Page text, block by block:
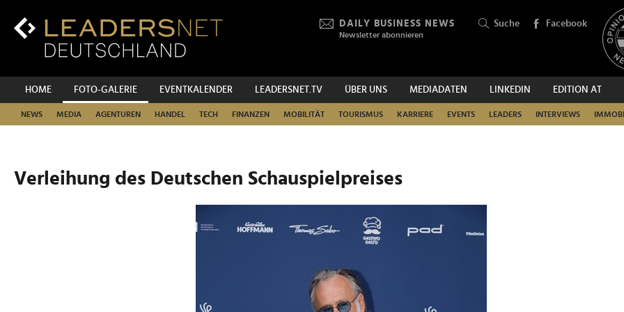
Inhalt
Hauptnavigation
DAILY BUSINESS NEWS
Newsletter abonnieren
Suche Facebook
HOME FOTO-GALERIE EVENTKALENDER LEADERSNET.TV ÜBER UNS MEDIADATEN LINKEDIN EDITION AT
NEWS MEDIA AGENTUREN HANDEL TECH FINANZEN MOBILITÄT TOURISMUS KARRIERE EVENTS LEADERS INTERVIEWS
SUCHEN
Verleihung des Deutschen Schauspielpreises